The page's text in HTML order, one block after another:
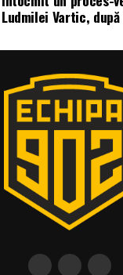
Ludmilei Vartic,